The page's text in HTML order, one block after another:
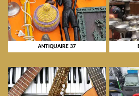
ANTIQUAIRE 37